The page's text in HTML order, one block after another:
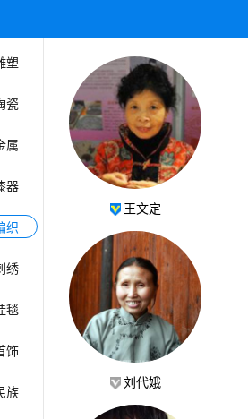
塑
瓷
属
器
织
绣
毯
饰
族
王文定
刘代娥